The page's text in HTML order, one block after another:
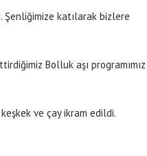
Şenliğimize katılarak bizlere
Bolluk aşı programımız
ve çay ikram edildi.